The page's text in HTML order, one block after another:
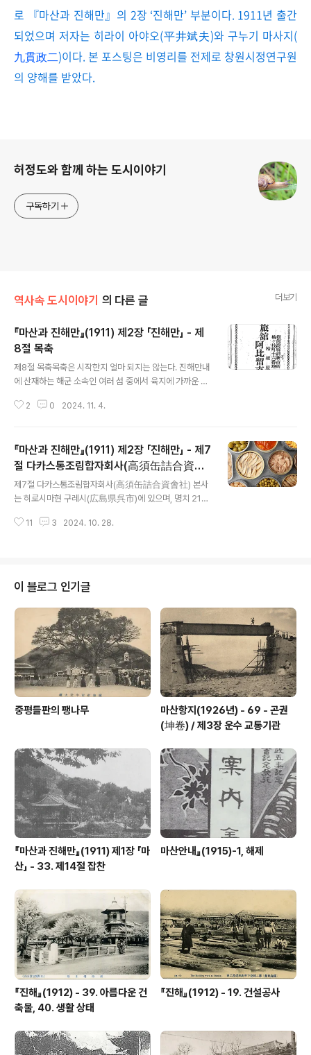
로 『마산과 진해만』의 2장 ‘진해만’ 부분이다. 1911년 출간
되었으며 저자는 히라이 아야오(平井斌夫)와 구누기 마사지(
九貫政二)이다. 본 포스팅은 비영리를 전제로 창원시정연구원
의 양해를 받았다.
허정도와 함께 하는 도시이야기
구독하기
역사속 도시이야기 의 다른 글 더보기
『마산과 진해만』(1911) 제2장 「진해만」 - 제
8절 목축
제8절 목축목축은 시작한지 얼마 되지는 않는다. 진해만내
에 산재하는 해군 소속인 여러 섬 중에서 육지에 가까운 부
다카스합자회사 및 아비루 유사쿠(阿比留祐作, 아래 그
를 점한다.(1만 평마다 대하료 1년에 5엔) 그 중에는 기간
지(旣墾地)와 미간지(未墾地)도 있으며 콩, 보리, 고량 및
각종 목초를 키우는 데 적절하고 수리 편의도 나쁘지 않다.
목사(牧舍), 농사, 기숙사는 다 설비되어 북한산(北韓産)
종우 수십 마리를 방목하여 그 발육상태는 양호하다. 장래
주목을 받을 것이다. 이 글은 2022년 창원시정연구원이 1
2 0 2024. 11. 4.
『마산과 진해만』(1911) 제2장 「진해만」 - 제7
절 다카스통조림합자회사(高須缶詰合資會
社)
제7절 다카스통조림합자회사(高須缶詰合資會社) 본사
는 히로시마현 구레시(広島県呉市)에 있으며, 명치 21년
니 해군과의 인연은 깊다. 이런 관계로 특히 진해 군항 내에
엔, 적립금 19,600엔, 전기이월금 2,763엔 57전이 있으
며 업무담당사원은 가다 긴사부로(賀田金三郎)가 하고
있다. 비봉분공장은 명치 42년(1909) 4월 1일 기공, 명치
44년(1911) 3월 말에 낙성, 4월 1일부터 사업을 개시했
다. 기관(機關)은 육상모형(陸上模形) 코르닛슈식(式) 마
력(동력이나..
11 3 2024. 10. 28.
이 블로그 인기글
중평들판의 팽나무
마산항지(1926년) - 69 - 곤권
(坤卷) / 제3장 운수 교통기관
『마산과 진해만』(1911) 제1장 「마
산」 - 33. 제14절 잡찬
마산안내』(1915)-1, 해제
『진해』(1912) - 39. 아름다운 건
축물, 40. 생활 상태
『진해』(1912) - 19. 건설공사